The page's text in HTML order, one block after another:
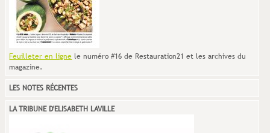
Feuilleter en ligne le numéro #16 de Restauration21 et les archives du
magazine.
LES NOTES RÉCENTES
LA TRIBUNE D'ELISABETH LAVILLE